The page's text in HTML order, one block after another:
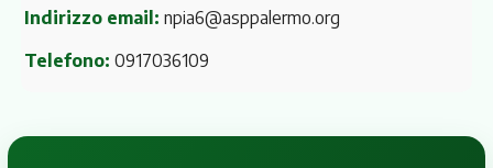
Indirizzo email: npia6@asppalermo.org
Telefono: 0917036109